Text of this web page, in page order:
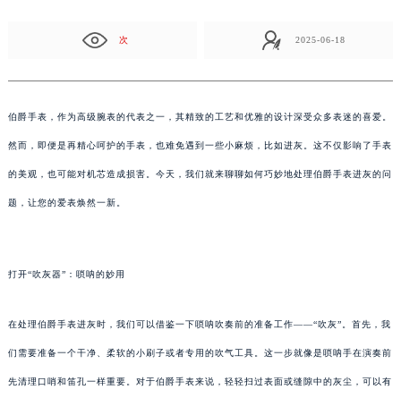
次 2025-06-18
伯爵手表，作为高级腕表的代表之一，其精致的工艺和优雅的设计深受众多表迷的喜爱。
然而，即便是再精心呵护的手表，也难免遇到一些小麻烦，比如进灰。这不仅影响了手表
的美观，也可能对机芯造成损害。今天，我们就来聊聊如何巧妙地处理伯爵手表进灰的问
题，让您的爱表焕然一新。
打开“吹灰器”：唢呐的妙用
在处理伯爵手表进灰时，我们可以借鉴一下唢呐吹奏前的准备工作——“吹灰”。首先，我
们需要准备一个干净、柔软的小刷子或者专用的吹气工具。这一步就像是唢呐手在演奏前
先清理口哨和笛孔一样重要。对于伯爵手表来说，轻轻扫过表面或缝隙中的灰尘，可以有